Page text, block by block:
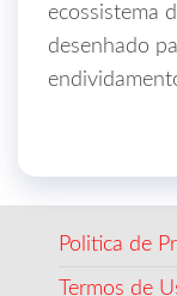
ecossistema
desenhado
Politica de
Termos de